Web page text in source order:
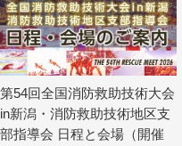
第54回全国消防救助技術大会
in新潟・消防救助技術地区支
部指導会 日程と会場（開催